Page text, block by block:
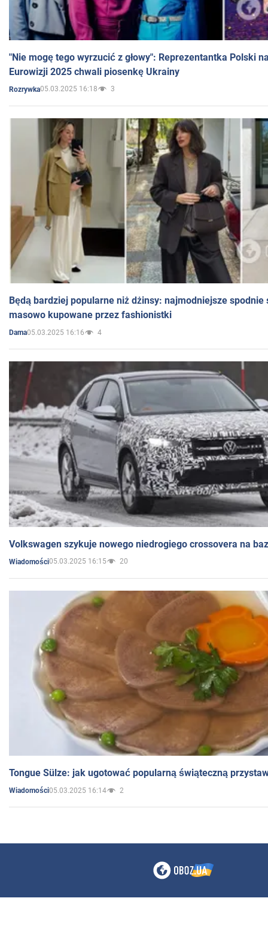
"Nie mogę tego wyrzucić z głowy": Reprezentantka Polski
Eurowizji 2025 chwali piosenkę Ukrainy
Rozrywka05.03.2025 16:18 3
Będą bardziej popularne niż dżinsy: najmodniejsze spodnie
masowo kupowane przez fashionistki
Dama05.03.2025 16:16 4
Volkswagen szykuje nowego niedrogiego crossovera na
Wiadomości05.03.2025 16:15 20
Tongue Sülze: jak ugotować popularną świąteczną
Wiadomości05.03.2025 16:14 2